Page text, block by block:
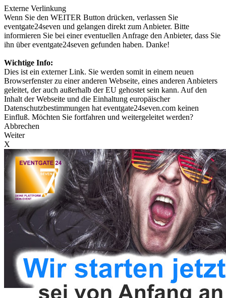
Externe Verlinkung
Wenn Sie den WEITER Button drücken, verlassen Sie
eventgate24seven und gelangen direkt zum Anbieter. Bitte
informieren Sie bei einer eventuellen Anfrage den Anbieter, dass Sie
ihn über eventgate24seven gefunden haben. Danke!
Wichtige Info:
Dies ist ein externer Link. Sie werden somit in einem neuen
Browserfenster zu einer anderen Webseite, eines anderen Anbieters
geleitet, der auch außerhalb der EU gehostet sein kann. Auf den
Inhalt der Webseite und die Einhaltung europäischer
Datenschutzbestimmungen hat eventgate24seven.com keinen
Einfluß. Möchten Sie fortfahren und weitergeleitet werden?
Abbrechen
Weiter
X